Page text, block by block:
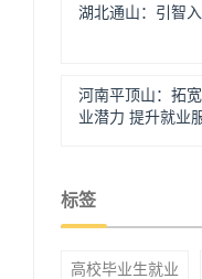
湖北通山：引智
河南平顶山：拓
业潜力 提升就业
标签
高校毕业生就业